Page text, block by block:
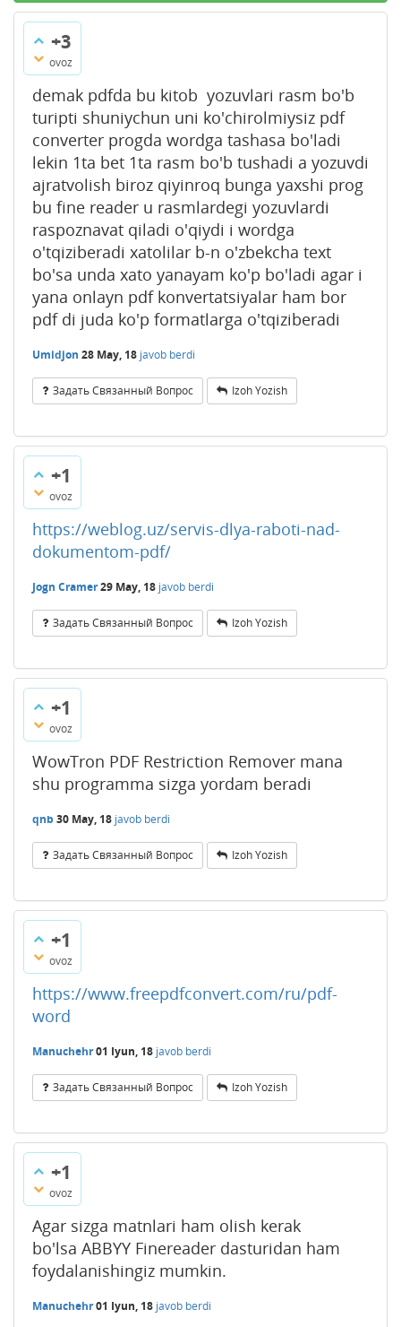
+3
ovoz
demak pdfda bu kitob yozuvlari rasm bo'b
turipti shuniychun uni ko'chirolmiysiz pdf
converter progda wordga tashasa bo'ladi
lekin 1ta bet 1ta rasm bo'b tushadi a yozuvdi
ajratvolish biroz qiyinroq bunga yaxshi prog
bu fine reader u rasmlardegi yozuvlardi
raspoznavat qiladi o'qiydi i wordga
o'tqiziberadi xatolilar b-n o'zbekcha text
bo'sa unda xato yanayam ko'p bo'ladi agar i
yana onlayn pdf konvertatsiyalar ham bor
pdf di juda ko'p formatlarga o'tqiziberadi
Umidjon 28 May, 18 javob berdi
Задать Связанный Вопрос Izoh Yozish
+1
ovoz
https://weblog.uz/servis-dlya-raboti-nad-
dokumentom-pdf/
Jogn Cramer29 May, 18 javob berdi
Задать Связанный Вопрос Izoh Yozish
+1
ovoz
WowTron PDF Restriction Remover mana
shu programma sizga yordam beradi
qnb 30 May, 18 javob berdi
Задать Связанный Вопрос Izoh Yozish
+1
ovoz
https://www.freepdfconvert.com/ru/pdf-
word
Manuchehr01 Iyun, 18 javob berdi
Задать Связанный Вопрос Izoh Yozish
+1
ovoz
Agar sizga matnlari ham olish kerak
bo'lsa ABBYY Finereader dasturidan ham
foydalanishingiz mumkin.
Manuchehr01 Iyun, 18 javob berdi